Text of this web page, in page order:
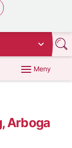
Meny
Arboga